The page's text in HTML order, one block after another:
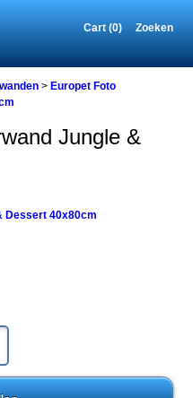
Cart (0) Zoeken
>Europet Foto
Jungle &